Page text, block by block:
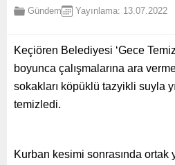
Gündem Yayınlama: 13.07.2022
Keçiören Belediyesi ‘Gece
boyunca çalışmalarına ara
sokakları köpüklü tazyikli suyla
temizledi.
Kurban kesimi sonrasında ortak